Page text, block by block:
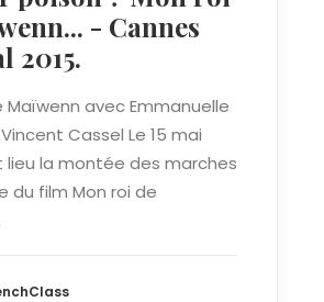
- Cannes
2015.
Maïwenn avec Emmanuelle
Cassel Le 15 mai
lieu la montée des marches
du film Mon roi de